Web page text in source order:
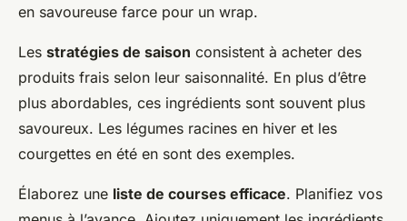
en savoureuse farce pour un wrap.
Les stratégies de saison consistent à acheter des
produits frais selon leur saisonnalité. En plus d’être
plus abordables, ces ingrédients sont souvent plus
savoureux. Les légumes racines en hiver et les
courgettes en été en sont des exemples.
Élaborez une liste de courses efficace. Planifiez vos